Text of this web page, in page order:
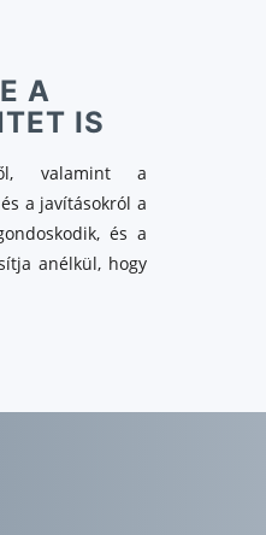
A
IS
valamint a
a javításokról a
és a
anélkül, hogy